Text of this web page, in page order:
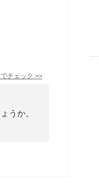
でチェック >>
うか。